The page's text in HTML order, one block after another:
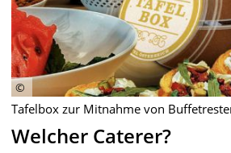
Tafelbox zur Mitnahme von
Welcher Caterer?